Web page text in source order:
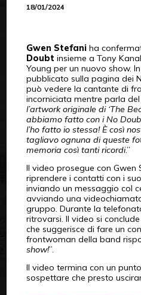
18/01/2024
Gwen Stefaniha
Doubt insieme a Tony
Young per un nuovo show.
pubblicato sulla pagina dei
può vedere la cantante di
incorniciata mentre parla
l’artwork originale di ‘The
abbiamo fatto con i No
l’ho fatto io stessa! È così
tagliavo ognuna di queste
memoria così tanti ricordi.”
Il video prosegue con Gwen
riprendere i contatti con i
inviando un messaggio col
avviando una
gruppo. Durante la
ritrovarsi. Il video si
che suggerisce di fare un
frontwoman della band
show!”.
Il video termina con un
sospettare che presto